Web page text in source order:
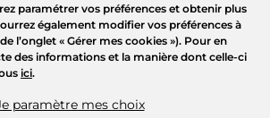
paramétrer vos préférences et obtenir plus
également modifier vos préférences à
l’onglet « Gérer mes cookies »). Pour en
des informations et la manière dont celle-ci
ici.
paramètre mes choix